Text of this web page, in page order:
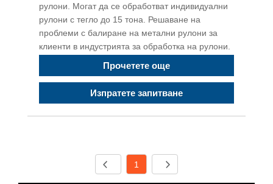
рулони. Могат да се обработват индивидуални
рулони с тегло до 15 тона. Решаване на
проблеми с балиране на метални рулони за
клиенти в индустрията за обработка на рулони.
Прочетете още
Изпратете запитване
1